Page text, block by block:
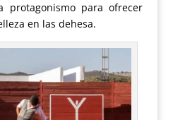
protagonismo para ofrecer
en las dehesa.